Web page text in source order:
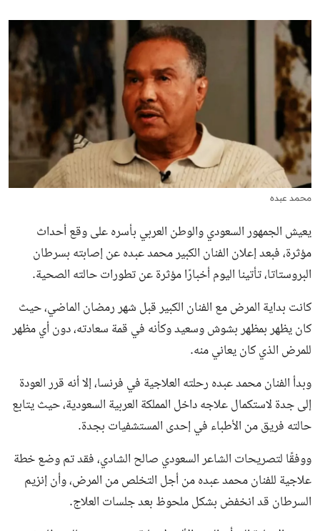
محمد عبده
يعيش الجمهور السعودي والوطن العربي بأسره على وقع أحداث
مؤثرة، فبعد إعلان الفنان الكبير محمد عبده عن إصابته بسرطان
البروستاتا، تأتينا اليوم أخبارًا مؤثرة عن تطورات حالته الصحية.
كانت بداية المرض مع الفنان الكبير قبل شهر رمضان الماضي، حيث
كان يظهر بمظهر بشوش وسعيد وكأنه في قمة سعادته، دون أي مظهر
للمرض الذي كان يعاني منه.
وبدأ الفنان محمد عبده رحلته العلاجية في فرنسا، إلا أنه قرر العودة
إلى جدة لاستكمال علاجه داخل المملكة العربية السعودية، حيث يتابع
حالته فريق من الأطباء في إحدى المستشفيات بجدة.
ووفقًا لتصريحات الشاعر السعودي صالح الشادي، فقد تم وضع خطة
علاجية للفنان محمد عبده من أجل التخلص من المرض، وأن إنزيم
السرطان قد انخفض بشكل ملحوظ بعد جلسات العلاج.